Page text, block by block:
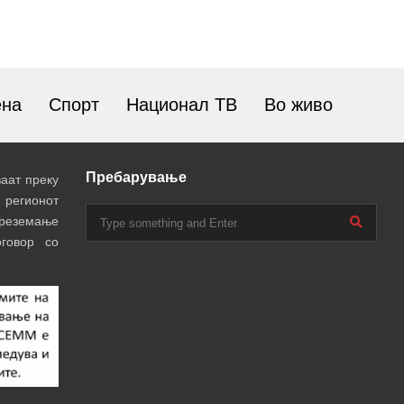
Спорт Национал ТВ Во живо
преку
со
Пребарување